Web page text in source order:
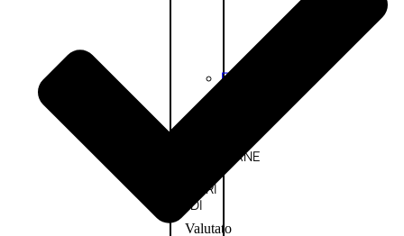
Fragranze
L’OCCITANE
FIORI
DI
Valutato